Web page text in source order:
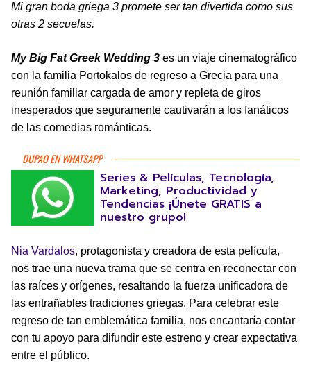
Mi gran boda griega 3 promete ser tan divertida como sus
otras 2 secuelas.
My Big Fat Greek Wedding 3 es un viaje cinematográfico
con la familia Portokalos de regreso a Grecia para una
reunión familiar cargada de amor y repleta de giros
inesperados que seguramente cautivarán a los fanáticos
de las comedias románticas.
DUPAO EN WHATSAPP
Series & Películas, Tecnología,
Marketing, Productividad y
Tendencias ¡Únete GRATIS a
nuestro grupo!
Nia Vardalos, protagonista y creadora de esta película,
nos trae una nueva trama que se centra en reconectar con
las raíces y orígenes, resaltando la fuerza unificadora de
las entrañables tradiciones griegas. Para celebrar este
regreso de tan emblemática familia, nos encantaría contar
con tu apoyo para difundir este estreno y crear expectativa
entre el público.